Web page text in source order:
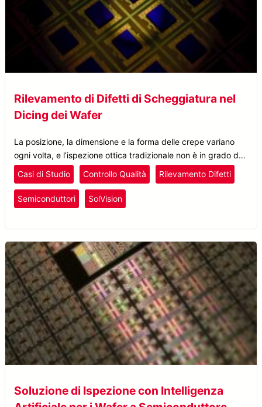
Rilevamento di Difetti di Scheggiatura nel
Dicing dei Wafer
La posizione, la dimensione e la forma delle crepe variano
ogni volta, e l’ispezione ottica tradizionale non è in grado di
identificare con precisione questi difetti imprevedibili.
Casi di Studio Controllo Qualità Rilevamento Difetti
Semiconduttori SolVision
Soluzione di Ispezione con Intelligenza